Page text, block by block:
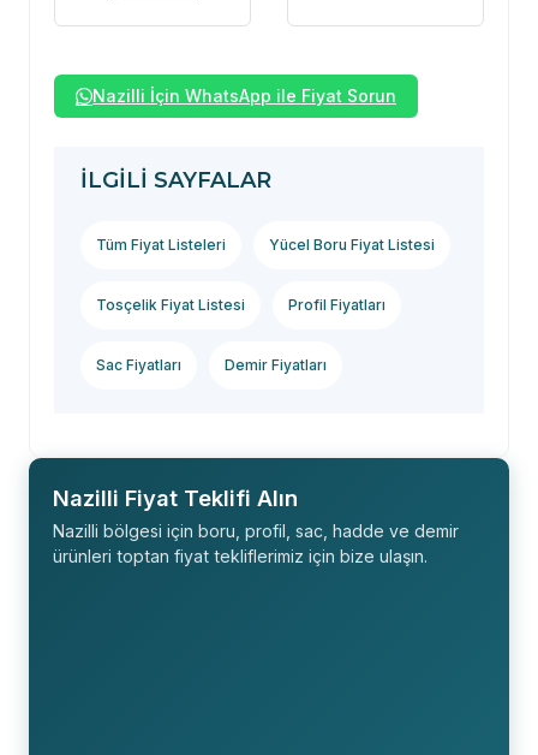
Nazilli İçin WhatsApp ile Fiyat Sorun
İLGILI SAYFALAR
Tüm Fiyat Listeleri Yücel Boru Fiyat Listesi
Tosçelik Fiyat Listesi Profil Fiyatları
Sac Fiyatları Demir Fiyatları
Nazilli Fiyat Teklifi Alın
Nazilli bölgesi için boru, profil, sac, hadde ve demir
ürünleri toptan fiyat tekliflerimiz için bize ulaşın.